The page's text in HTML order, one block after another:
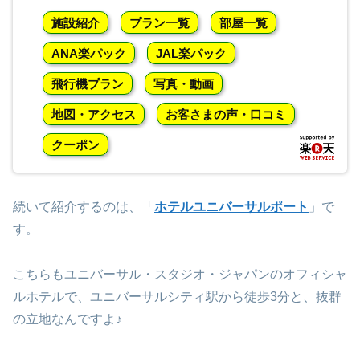
施設紹介 プラン一覧 部屋一覧
ANA楽パック JAL楽パック
飛行機プラン 写真・動画
地図・アクセス お客さまの声・口コミ
クーポン
続いて紹介するのは、「 ホテルユニバーサルポート 」で
す。
こちらもユニバーサル・スタジオ・ジャパンのオフィシャ
ルホテルで、ユニバーサルシティ駅から徒歩3分と、抜群
の立地なんですよ♪